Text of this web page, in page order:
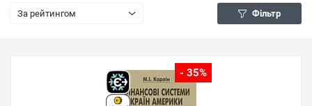
За рейтингом Фільтр
- 35%